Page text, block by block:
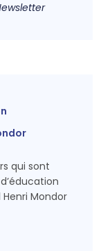
qui sont
Henri Mondor